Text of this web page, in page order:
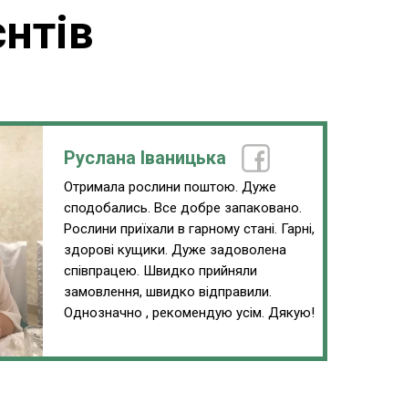
Руслана Іваницька
Отримала рослини поштою. Дуже
сподобались. Все добре запаковано.
Рослини приїхали в гарному стані. Гарні,
здорові кущики. Дуже задоволена
співпрацею. Швидко прийняли
замовлення, швидко відправили.
Однозначно , рекомендую усім. Дякую!